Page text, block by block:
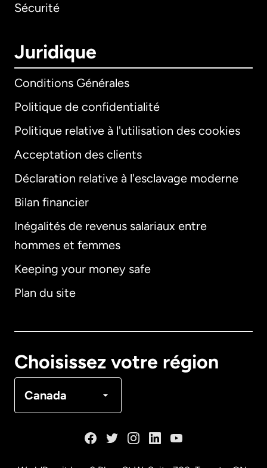
Sécurité
Juridique
Conditions Générales
Politique de confidentialité
Politique relative à l'utilisation des cookies
Acceptation des clients
Déclaration relative à l'esclavage moderne
Bilan financier
Inégalités de revenus salariaux entre
hommes et femmes
Keeping your money safe
Plan du site
Choisissez votre région
Canada
International
Allemagne
Français